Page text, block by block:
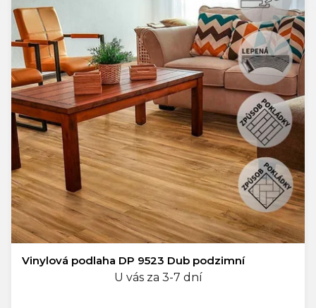
Vinylová podlaha DP 9523 Dub podzimní
U vás za 3-7 dní